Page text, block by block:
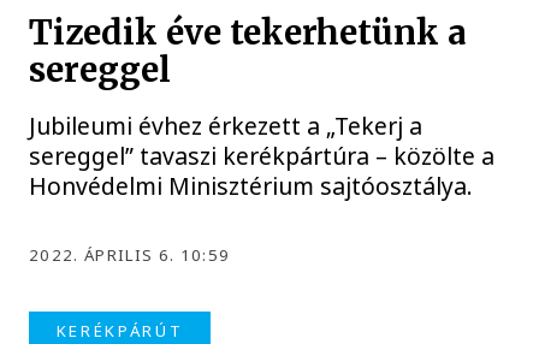
Tizedik éve tekerhetünk a
sereggel
Jubileumi évhez érkezett a „Tekerj a
sereggel” tavaszi kerékpártúra – közölte a
Honvédelmi Minisztérium sajtóosztálya.
2022. ÁPRILIS 6. 10:59
KERÉKPÁRÚT